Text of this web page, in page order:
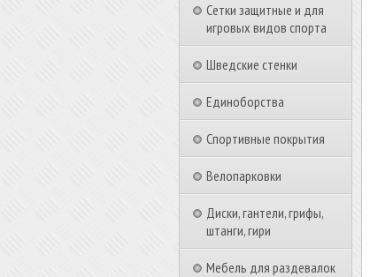
Сетки защитные и для
игровых видов спорта
Шведские стенки
Единоборства
Спортивные покрытия
Велопарковки
Диски, гантели, грифы,
штанги, гири
Мебель для раздевалок